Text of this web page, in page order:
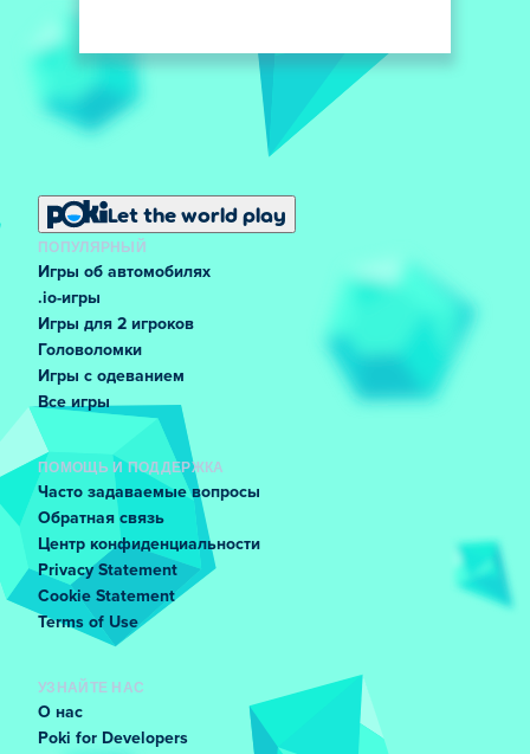
Let the world play
ПОПУЛЯРНЫЙ
Игры об автомобилях
.io-игры
Игры для 2 игроков
Головоломки
Игры с одеванием
Все игры
ПОМОЩЬ И ПОДДЕРЖКА
Часто задаваемые вопросы
Обратная связь
Центр конфиденциальности
Privacy Statement
Cookie Statement
Terms of Use
УЗНАЙТЕ НАС
О нас
Poki for Developers